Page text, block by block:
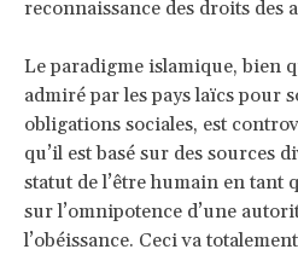
reconnaissance des droits des
Le paradigme islamique, bien
admiré par les pays laïcs pour
obligations sociales, est
qu’il est basé sur des sources
statut de l’être humain en tant
sur l’omnipotence d’une
l’obéissance. Ceci va